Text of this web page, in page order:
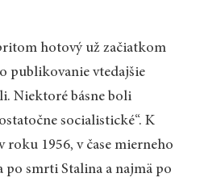
hotový už začiatkom
publikovanie vtedajšie
Niektoré básne boli
socialistické“. K
roku 1956, v čase mierneho
smrti Stalina a najmä po